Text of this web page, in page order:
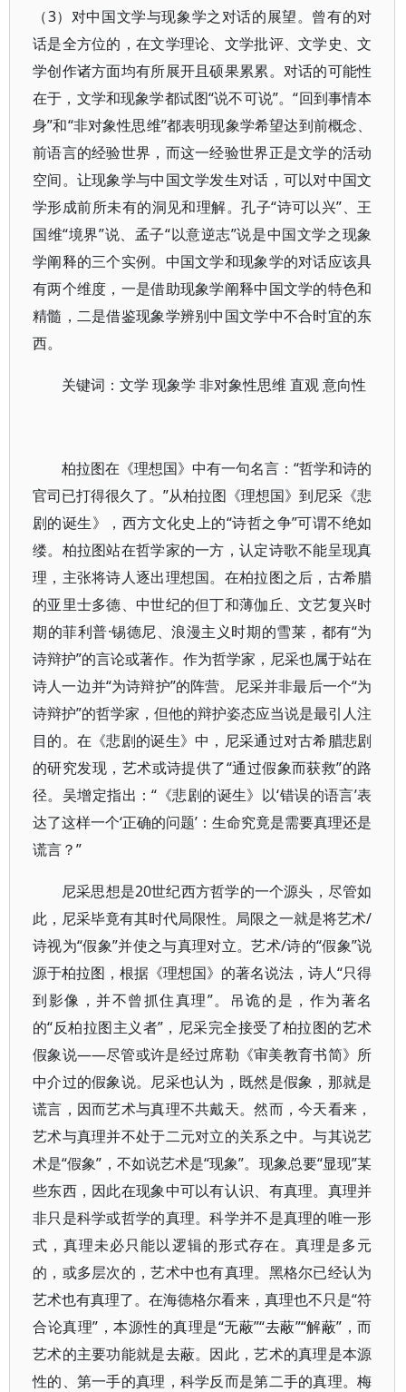
（3）对中国文学与现象学之对话的展望。曾有的对
话是全方位的，在文学理论、文学批评、文学史、文
学创作诸方面均有所展开且硕果累累。对话的可能性
在于，文学和现象学都试图“说不可说”。“回到事情本
身”和“非对象性思维”都表明现象学希望达到前概念、
前语言的经验世界，而这一经验世界正是文学的活动
空间。让现象学与中国文学发生对话，可以对中国文
学形成前所未有的洞见和理解。孔子“诗可以兴”、王
国维“境界”说、孟子“以意逆志”说是中国文学之现象
学阐释的三个实例。中国文学和现象学的对话应该具
有两个维度，一是借助现象学阐释中国文学的特色和
精髓，二是借鉴现象学辨别中国文学中不合时宜的东
西。
关键词：文学 现象学 非对象性思维 直观 意向性
柏拉图在《理想国》中有一句名言：“哲学和诗的
官司已打得很久了。”从柏拉图《理想国》到尼采《悲
剧的诞生》，西方文化史上的“诗哲之争”可谓不绝如
缕。柏拉图站在哲学家的一方，认定诗歌不能呈现真
理，主张将诗人逐出理想国。在柏拉图之后，古希腊
的亚里士多德、中世纪的但丁和薄伽丘、文艺复兴时
期的菲利普·锡德尼、浪漫主义时期的雪莱，都有“为
诗辩护”的言论或著作。作为哲学家，尼采也属于站在
诗人一边并“为诗辩护”的阵营。尼采并非最后一个“为
诗辩护”的哲学家，但他的辩护姿态应当说是最引人注
目的。在《悲剧的诞生》中，尼采通过对古希腊悲剧
的研究发现，艺术或诗提供了“通过假象而获救”的路
径。吴增定指出：“《悲剧的诞生》以‘错误的语言’表
达了这样一个‘正确的问题’：生命究竟是需要真理还是
谎言？”
尼采思想是20世纪西方哲学的一个源头，尽管如
此，尼采毕竟有其时代局限性。局限之一就是将艺术/
诗视为“假象”并使之与真理对立。艺术/诗的“假象”说
源于柏拉图，根据《理想国》的著名说法，诗人“只得
到影像，并不曾抓住真理”。吊诡的是，作为著名
的“反柏拉图主义者”，尼采完全接受了柏拉图的艺术
假象说——尽管或许是经过席勒《审美教育书简》所
中介过的假象说。尼采也认为，既然是假象，那就是
谎言，因而艺术与真理不共戴天。然而，今天看来，
艺术与真理并不处于二元对立的关系之中。与其说艺
术是“假象”，不如说艺术是“现象”。现象总要“显现”某
些东西，因此在现象中可以有认识、有真理。真理并
非只是科学或哲学的真理。科学并不是真理的唯一形
式，真理未必只能以逻辑的形式存在。真理是多元
的，或多层次的，艺术中也有真理。黑格尔已经认为
艺术也有真理了。在海德格尔看来，真理也不只是“符
合论真理”，本源性的真理是“无蔽”“去蔽”“解蔽”，而
艺术的主要功能就是去蔽。因此，艺术的真理是本源
性的、第一手的真理，科学反而是第二手的真理。梅